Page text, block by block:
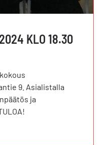
KLO 18.30
9. Asialistalla
ja